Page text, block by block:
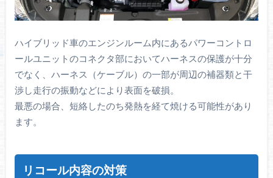
ハイブリッド車のエンジンルーム内にあるパワーコントロ
ールユニットのコネクタ部においてハーネスの保護が十分
でなく、ハーネス（ケーブル）の一部が周辺の補器類と干
渉し走行の振動などにより表面を破損。
最悪の場合、短絡したのち発熱を経て焼ける可能性があり
ます。
リコール内容の対策